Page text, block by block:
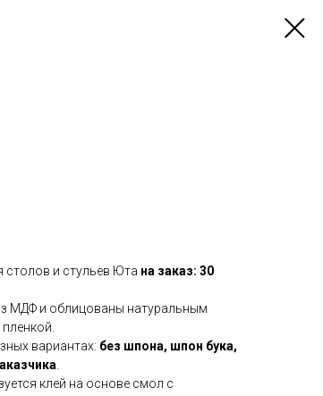
столов и стульев Юта на заказ: 30
МДФ и облицованы натуральным
вариантах: без шпона, шпон бука,
.
клей на основе смол с